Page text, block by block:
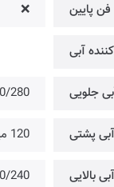
فن پایین ❌
آبی
جلویی 120/140/240/280
پشتی 120 میلیمتری [قابل نصب • همراه با کیس نمی‌باشد]
بالایی 120/240 میلیمتری [قابل نصب •